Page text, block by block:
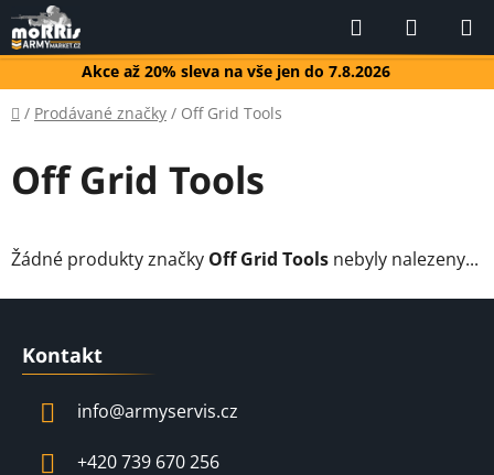
Přejít
na
obsah
Akce až 20% sleva na vše jen do 7.8.2026
Hledat
KOŠÍK
Domů
/ Prodávané značky / Off Grid Tools
Off Grid Tools
Žádné produkty značky Off Grid Tools nebyly nalezeny...
Kontakt
info@armyservis.cz
+420 739 670 256